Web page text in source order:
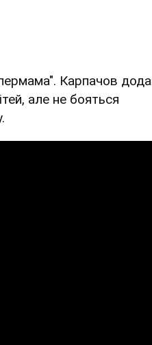
Карпачов
але не бояться